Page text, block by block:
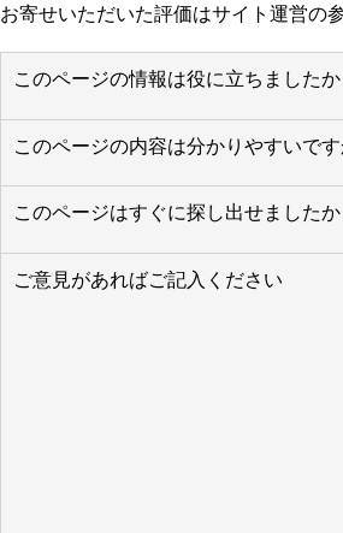
お寄せいただいた評価はサイト運営の
このページの情報は役に立ちましたか
このページの内容は分かりやすいで
このページはすぐに探し出せましたか
ご意見があればご記入ください